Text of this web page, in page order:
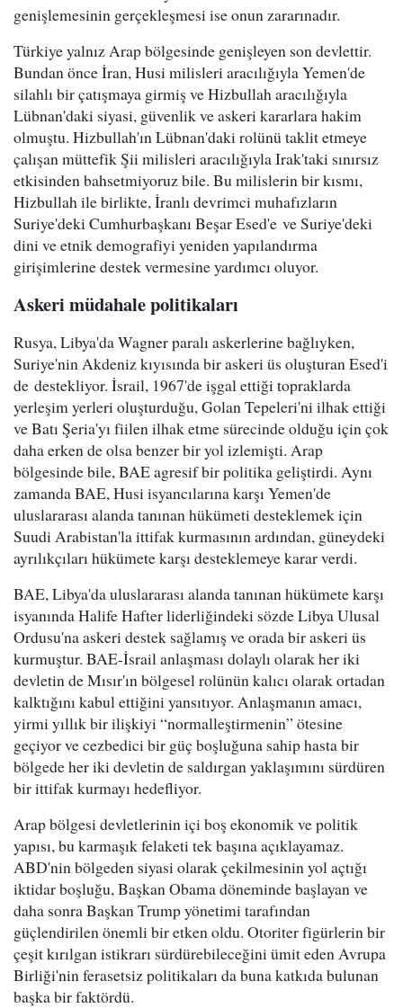
genişlemesinin gerçekleşmesi ise onun zararınadır.
Türkiye yalnız Arap bölgesinde genişleyen son devlettir.
Bundan önce İran, Husi milisleri aracılığıyla Yemen'de
silahlı bir çatışmaya girmiş ve Hizbullah aracılığıyla
Lübnan'daki siyasi, güvenlik ve askeri kararlara hakim
olmuştu. Hizbullah'ın Lübnan'daki rolünü taklit etmeye
çalışan müttefik Şii milisleri aracılığıyla Irak'taki sınırsız
etkisinden bahsetmiyoruz bile. Bu milislerin bir kısmı,
Hizbullah ile birlikte, İranlı devrimci muhafızların
Suriye'deki Cumhurbaşkanı Beşar Esed'e ve Suriye'deki
dini ve etnik demografiyi yeniden yapılandırma
girişimlerine destek vermesine yardımcı oluyor.
Askeri müdahale politikaları
Rusya, Libya'da Wagner paralı askerlerine bağlıyken,
Suriye'nin Akdeniz kıyısında bir askeri üs oluşturan Esed'i
de destekliyor. İsrail, 1967'de işgal ettiği topraklarda
yerleşim yerleri oluşturduğu, Golan Tepeleri'ni ilhak ettiği
ve Batı Şeria'yı fiilen ilhak etme sürecinde olduğu için çok
daha erken de olsa benzer bir yol izlemişti. Arap
bölgesinde bile, BAE agresif bir politika geliştirdi. Aynı
zamanda BAE, Husi isyancılarına karşı Yemen'de
uluslararası alanda tanınan hükümeti desteklemek için
Suudi Arabistan'la ittifak kurmasının ardından, güneydeki
ayrılıkçıları hükümete karşı desteklemeye karar verdi.
BAE, Libya'da uluslararası alanda tanınan hükümete karşı
isyanında Halife Hafter liderliğindeki sözde Libya Ulusal
Ordusu'na askeri destek sağlamış ve orada bir askeri üs
kurmuştur. BAE-İsrail anlaşması dolaylı olarak her iki
devletin de Mısır'ın bölgesel rolünün kalıcı olarak ortadan
kalktığını kabul ettiğini yansıtıyor. Anlaşmanın amacı,
yirmi yıllık bir ilişkiyi “normalleştirmenin” ötesine
geçiyor ve cezbedici bir güç boşluğuna sahip hasta bir
bölgede her iki devletin de saldırgan yaklaşımını sürdüren
bir ittifak kurmayı hedefliyor.
Arap bölgesi devletlerinin içi boş ekonomik ve politik
yapısı, bu karmaşık felaketi tek başına açıklayamaz.
ABD'nin bölgeden siyasi olarak çekilmesinin yol açtığı
iktidar boşluğu, Başkan Obama döneminde başlayan ve
daha sonra Başkan Trump yönetimi tarafından
güçlendirilen önemli bir etken oldu. Otoriter figürlerin bir
çeşit kırılgan istikrarı sürdürebileceğini ümit eden Avrupa
Birliği'nin ferasetsiz politikaları da buna katkıda bulunan
başka bir faktördü.